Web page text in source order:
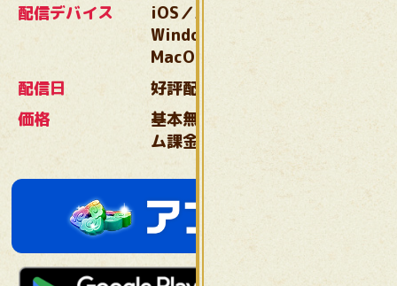
配信デバイス
iOS／Android／
Windows11（64bit）／
MacOS14以上
配信日
好評配信中
価格
基本無料／ガチャ／アイテ
ム課金制